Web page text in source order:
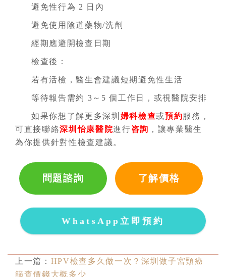
避免性行為 2 日內
避免使用陰道藥物/洗劑
經期應避開檢查日期
檢查後：
若有活檢，醫生會建議短期避免性生活
等待報告需約 3～5 個工作日，或視醫院安排
如果你想了解更多深圳 婦科檢查或預約服務，
可直接聯絡深圳怡康醫院進行咨詢
，讓專業醫生
為你提供針對性檢查建議。
問題諮詢 了解價格
WhatsApp立即預約
上一篇： HPV檢查多久做一次？深圳做子宮頸癌
篩查價錢大概多少